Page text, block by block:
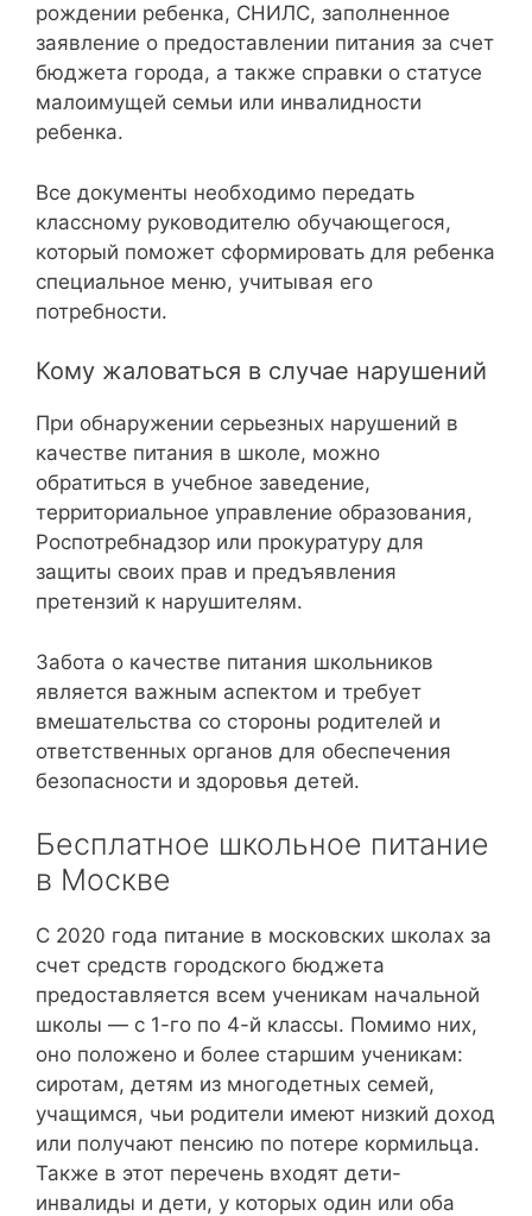
рождении ребенка, СНИЛС, заполненное
заявление о предоставлении питания за счет
бюджета города, а также справки о статусе
малоимущей семьи или инвалидности
ребенка.
Все документы необходимо передать
классному руководителю обучающегося,
который поможет сформировать для ребенка
специальное меню, учитывая его
потребности.
Кому жаловаться в случае нарушений
При обнаружении серьезных нарушений в
качестве питания в школе, можно
обратиться в учебное заведение,
территориальное управление образования,
Роспотребнадзор или прокуратуру для
защиты своих прав и предъявления
претензий к нарушителям.
Забота о качестве питания школьников
является важным аспектом и требует
вмешательства со стороны родителей и
ответственных органов для обеспечения
безопасности и здоровья детей.
Бесплатное школьное питание
в Москве
С 2020 года питание в московских школах за
счет средств городского бюджета
предоставляется всем ученикам начальной
школы — с 1-го по 4-й классы. Помимо них,
оно положено и более старшим ученикам:
сиротам, детям из многодетных семей,
учащимся, чьи родители имеют низкий доход
или получают пенсию по потере кормильца.
Также в этот перечень входят дети-
инвалиды и дети, у которых один или оба